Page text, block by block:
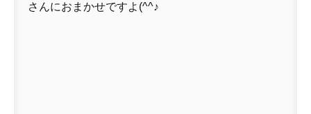
さんにおまかせですよ(^^♪